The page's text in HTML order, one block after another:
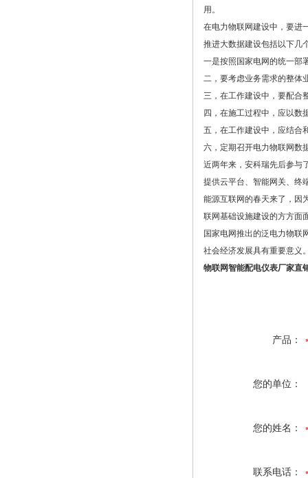
用。
在电力物联网建设中，要进
推进大数据建设包括以下几
一是按照国家电网的统一部
二，要考虑业务需求的整体
三，在工作建设中，要配合
四，在施工过程中，应以数
五，在工作建设中，应结合
六，定期召开电力物联网数
近两年来，安科瑞先后参与
提供云平台、智能网关、终
能源互联网的春天来了，因
联网基础设施建设的方方面
国家电网推出的泛电力物联
社会经济发展具有重要意义
物联网智能配电仪表厂家直
产品：
您的单位：
您的姓名：
联系电话：